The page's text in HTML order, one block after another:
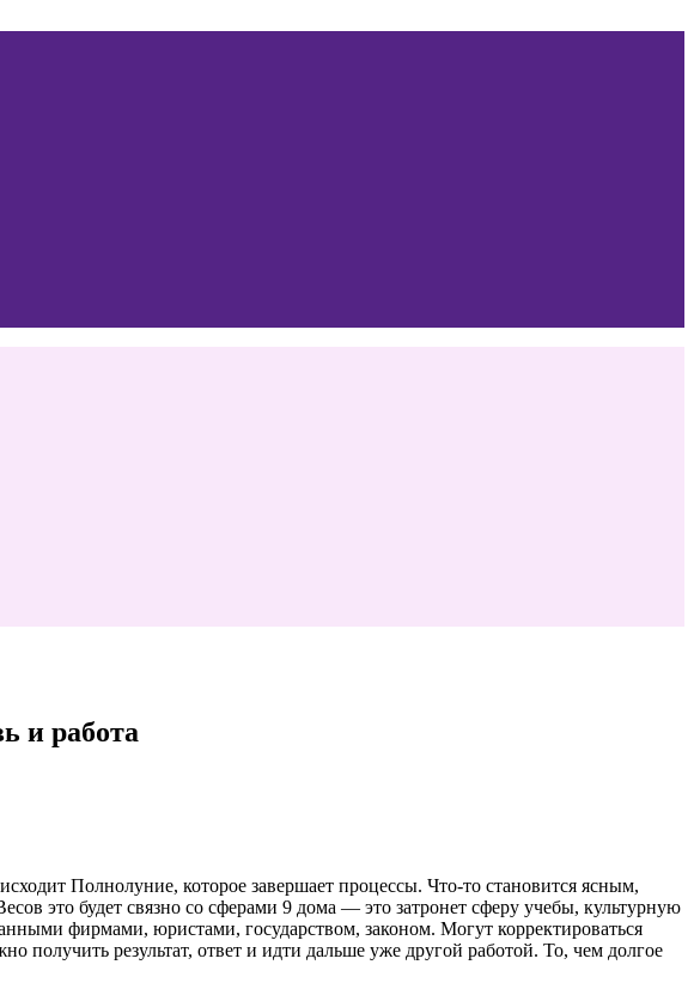
и работа
Полнолуние, которое завершает процессы. Что-то становится ясным,
это будет связно со сферами 9 дома — это затронет сферу учебы, культурную
фирмами, юристами, государством, законом. Могут корректироваться
результат, ответ и идти дальше уже другой работой. То, чем долгое